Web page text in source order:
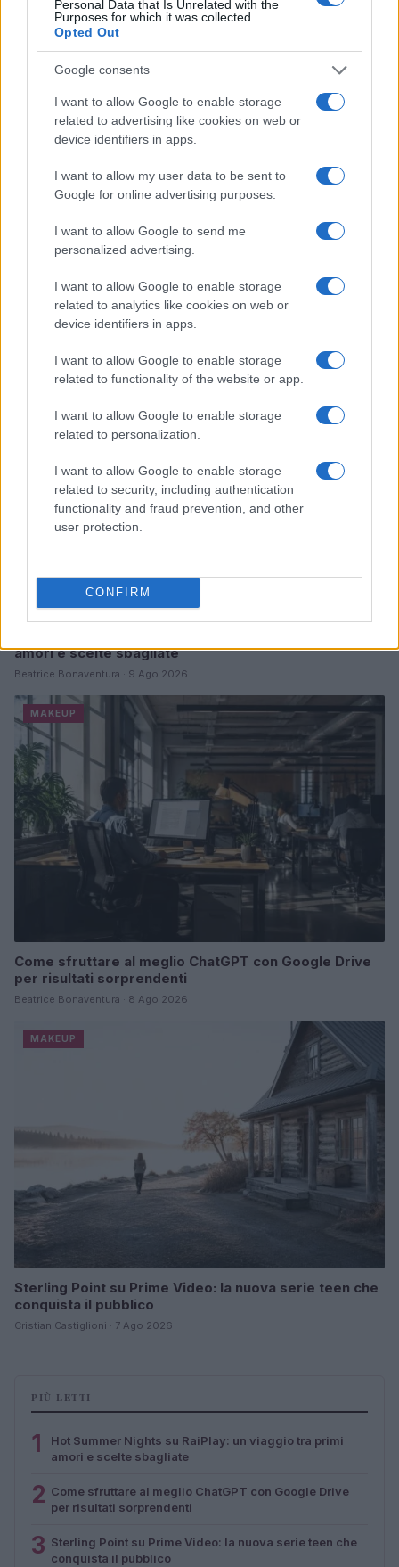
Personal Data that Is Unrelated with the
Purposes for which it was collected.
Opted Out
Google consents
I want to allow Google to enable storage
related to advertising like cookies on web or
device identifiers in apps.
I want to allow my user data to be sent to
Google for online advertising purposes.
I want to allow Google to send me
personalized advertising.
I want to allow Google to enable storage
related to analytics like cookies on web or
device identifiers in apps.
I want to allow Google to enable storage
related to functionality of the website or app.
I want to allow Google to enable storage
related to personalization.
I want to allow Google to enable storage
related to security, including authentication
functionality and fraud prevention, and other
user protection.
CONFIRM
amori e scelte sbagliate
Beatrice Bonaventura · 9 Ago 2026
MAKEUP
Come sfruttare al meglio ChatGPT con Google Drive
per risultati sorprendenti
Beatrice Bonaventura · 8 Ago 2026
MAKEUP
Sterling Point su Prime Video: la nuova serie teen che
conquista il pubblico
Cristian Castiglioni · 7 Ago 2026
PIÙ LETTI
1
Hot Summer Nights su RaiPlay: un viaggio tra primi
amori e scelte sbagliate
2 Come sfruttare al meglio ChatGPT con Google Drive
per risultati sorprendenti
3 Sterling Point su Prime Video: la nuova serie teen che
conquista il pubblico